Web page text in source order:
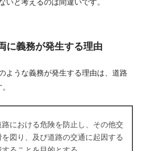
いと考えるのは間違いです。
に義務が発生する理由
ような義務が発生する理由は、道路
路における危険を防止し、その他交
図り、及び道路の交通に起因する